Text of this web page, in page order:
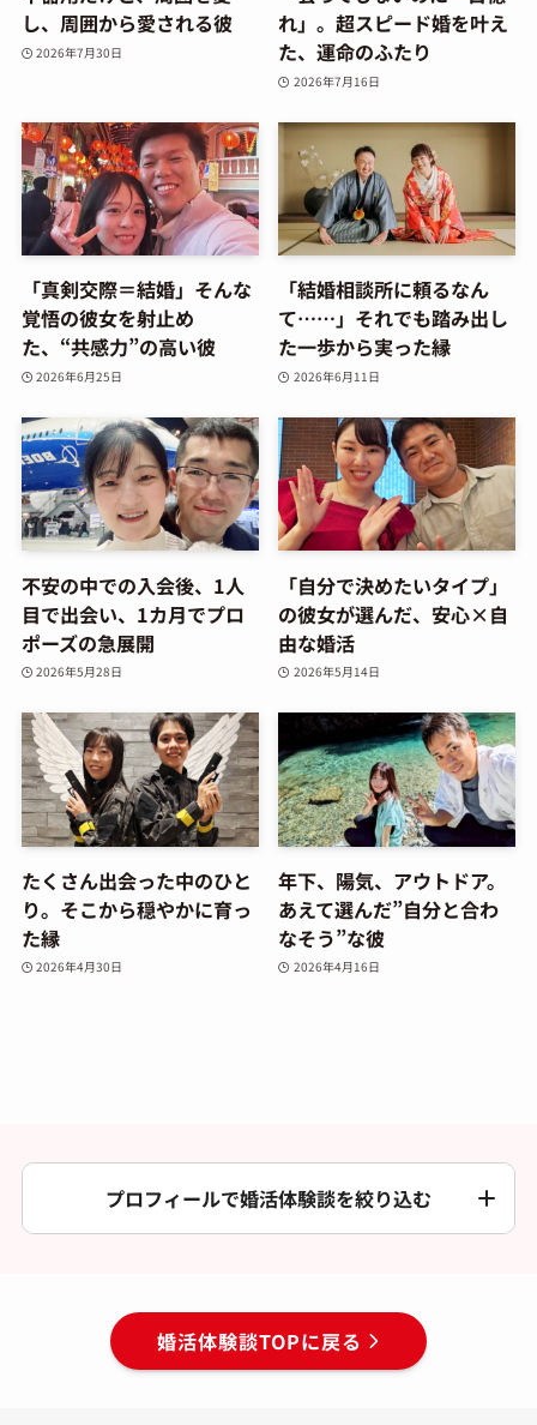
し、周囲から愛される彼
2026年7月30日
れ」。超スピード婚を叶え
た、運命のふたり
2026年7月16日
「真剣交際＝結婚」そんな
覚悟の彼女を射止め
た、“共感力”の高い彼
2026年6月25日
「結婚相談所に頼るなん
て……」それでも踏み出し
た一歩から実った縁
2026年6月11日
不安の中での入会後、1人
目で出会い、1カ月でプロ
ポーズの急展開
2026年5月28日
「自分で決めたいタイプ」
の彼女が選んだ、安心×自
由な婚活
2026年5月14日
たくさん出会った中のひと
り。そこから穏やかに育っ
た縁
2026年4月30日
年下、陽気、アウトドア。
あえて選んだ”自分と合わ
なそう”な彼
2026年4月16日
プロフィールで婚活体験談を絞り込む
婚活体験談TOPに戻る